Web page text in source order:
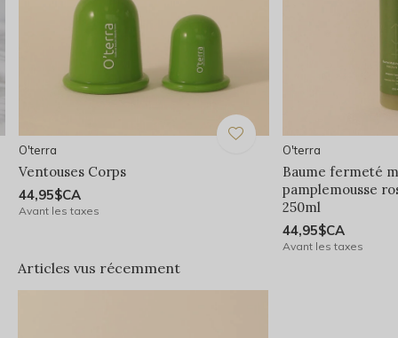
O'terra
Ventouses Corps
44,95$CA
Avant les taxes
O'terra
Baume fermeté
pamplemousse
250ml
44,95$CA
Avant les taxes
Articles vus récemment